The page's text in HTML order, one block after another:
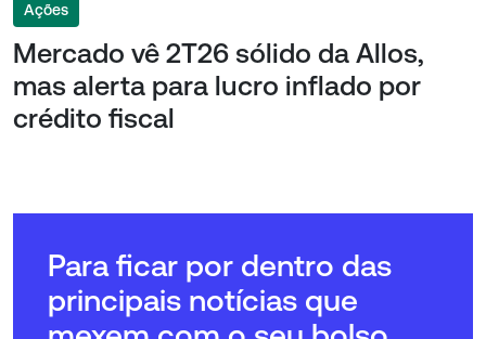
Ações
Mercado vê 2T26 sólido da Allos,
mas alerta para lucro inflado por
crédito fiscal
Para ficar por dentro das
principais notícias que